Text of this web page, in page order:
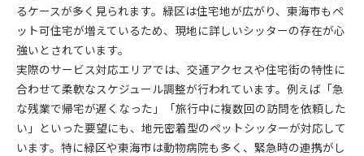
るケースが多く見られます。緑区は住宅地が広がり、東海市もペ
ット可住宅が増えているため、現地に詳しいシッターの存在が心
強いとされています。
実際のサービス対応エリアでは、交通アクセスや住宅街の特性に
合わせて柔軟なスケジュール調整が行われています。例えば「急
な残業で帰宅が遅くなった」「旅行中に複数回の訪問を依頼した
い」といった要望にも、地元密着型のペットシッターが対応して
います。特に緑区や東海市は動物病院も多く、緊急時の連携がし